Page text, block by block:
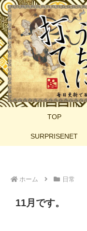
TOP
SURPRISENET
ホーム 日常
11月です。